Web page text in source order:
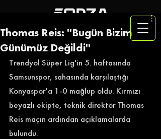
Thomas Reis: ''Bugün Bizim
Günümüz Değildi''
Trendyol Süper Lig'in 5. haftasında
Samsunspor, sahasında karşılaştığı
Konyaspor'a 1-0 mağlup oldu. Kırmızı
beyazlı ekipte, teknik direktör Thomas
Reis maçın ardından açıklamalarda
bulundu.